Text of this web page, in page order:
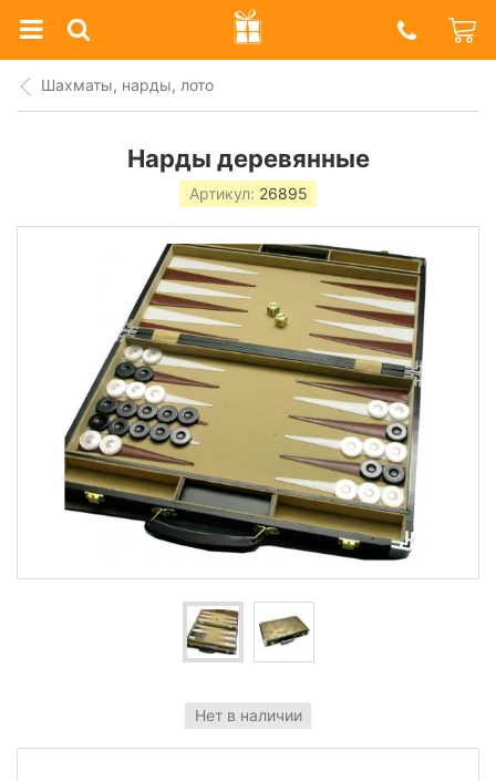
Prazdnik
Shop
Шахматы, нарды, лото
Нарды деревянные
Артикул: 26895
Нет в наличии